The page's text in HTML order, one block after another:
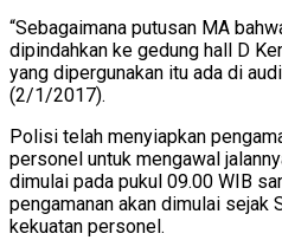
“Sebagaimana putusan MA
dipindahkan ke gedung hall D
yang dipergunakan itu ada di
(2/1/2017).
Polisi telah menyiapkan
personel untuk mengawal
dimulai pada pukul 09.00 WIB
pengamanan akan dimulai sejak
kekuatan personel.